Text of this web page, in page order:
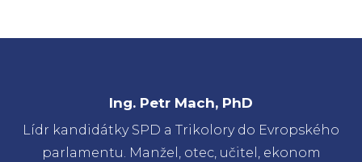
Ing. Petr Mach, PhD
Lídr kandidátky SPD a Trikolory do Evropského
parlamentu. Manžel, otec, učitel, ekonom